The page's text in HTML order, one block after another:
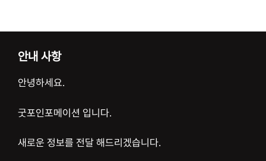
안내 사항
안녕하세요.
굿포인포메이션 입니다.
새로운 정보를 전달 해드리겠습니다.